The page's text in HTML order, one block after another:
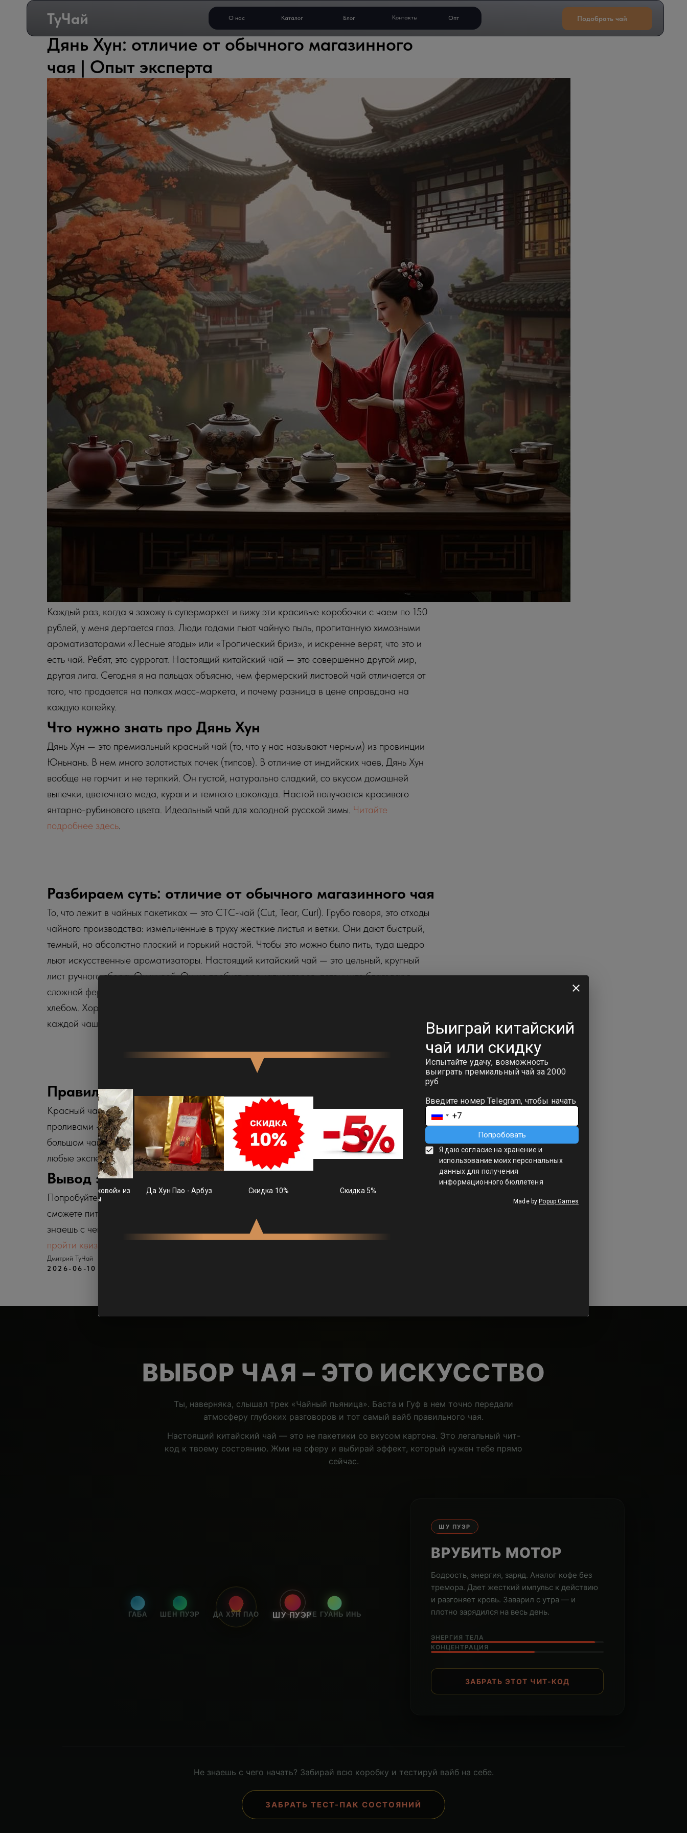
ТуЧай Подобрать чай
О нас Каталог Блог Контакты Опт
Дянь Хун: отличие от обычного магазинного
чая | Опыт эксперта
Каждый раз, когда я захожу в супермаркет и вижу эти красивые коробочки с чаем по 150
рублей, у меня дергается глаз. Люди годами пьют чайную пыль, пропитанную химозными
ароматизаторами «Лесные ягоды» или «Тропический бриз», и искренне верят, что это и
есть чай. Ребят, это суррогат. Настоящий китайский чай — это совершенно другой мир,
другая лига. Сегодня я на пальцах объясню, чем фермерский листовой чай отличается от
того, что продается на полках масс-маркета, и почему разница в цене оправдана на
каждую копейку.
Что нужно знать про Дянь Хун
Дянь Хун — это премиальный красный чай (то, что у нас называют черным) из провинции
Юньнань. В нем много золотистых почек (типсов). В отличие от индийских чаев, Дянь Хун
вообще не горчит и не терпкий. Он густой, натурально сладкий, со вкусом домашней
выпечки, цветочного меда, кураги и темного шоколада. Настой получается красивого
янтарно-рубинового цвета. Идеальный чай для холодной русской зимы. Читайте
подробнее здесь.
Разбираем суть: отличие от обычного магазинного чая
То, что лежит в чайных пакетиках — это CTC-чай (Cut, Tear, Curl). Грубо говоря, это отходы
чайного производства: измельченные в труху жесткие листья и ветки. Они дают быстрый,
темный, но абсолютно плоский и горький настой. Чтобы это можно было пить, туда щедро
льют искусственные ароматизаторы. Настоящий китайский чай — это цельный, крупный
лист ручного сбора. Он живой. Он не требует ароматизаторов, потому что благодаря
сложной ферментации сам по себе пахнет медом, орхидеями, шоколадом или печеным
хлебом. Хороший чай выдерживает от 5 до 10 завариваний (проливов), меняя вкус с
каждой чашкой. Магазинный пакетик умирает после первого.
Правильное заваривание Дянь Хун
Красный чай заваривать просто. Вода — 90-95°C. Подойдет любой заварник. Если
проливами — 5 граммов на 150 мл, экспозиция 10-15 секунд. Если по-европейски в
большом чайнике — 4 грамма на 500 мл, настаивать 3-4 минуты. Чай отлично переносит
любые эксперименты и прощает ошибки новичкам.
Изучите больше в нашей статье.
Вывод эксперта
Попробуйте хотя бы раз заварить качественный листовой чай, и вы больше никогда не
сможете пить пакетированную пыль. Выбор очевиден.Кстати, если глаза разбегаются и не
знаешь с чего начать — залетай в наш квиз. Поможем подобрать китайский чай под вас:
пройти квиз
Дмитрий ТуЧай
2026-06-10 03:50
ВЫБОР ЧАЯ – ЭТО ИСКУССТВО
Ты, наверняка, слышал трек «Чайный пьяница». Баста и Гуф в нем точно передали
атмосферу глубоких разговоров и тот самый вайб правильного чая.
Настоящий китайский чай — это не пакетики со вкусом картона. Это легальный чит-
код к твоему состоянию. Жми на сферу и выбирай эффект, который нужен тебе прямо
сейчас.
ГАБА ШЕН ПУЭР ШУ ПУЭРТЕ ГУАНЬ ИНЬ
ДА ХУН ПАО
ШУ ПУЭР
ВРУБИТЬ МОТОР
Бодрость, энергия, заряд. Аналог кофе без
тремора. Дает жесткий импульс к действию
и разгоняет кровь. Заварил с утра — и
плотно зарядился на весь день.
ЭНЕРГИЯ ТЕЛА
КОНЦЕНТРАЦИЯ
ЗАБРАТЬ ЭТОТ ЧИТ-КОД
Не знаешь с чего начать? Забирай всю коробку и тестируй вайб на себе.
ЗАБРАТЬ ТЕСТ-ПАК СОСТОЯНИЙ